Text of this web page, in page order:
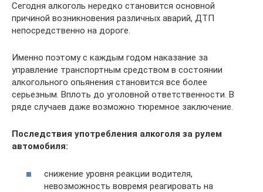
Сегодня алкоголь нередко становится основной
причиной возникновения различных аварий, ДТП
непосредственно на дороге.
Именно поэтому с каждым годом наказание за
управление транспортным средством в состоянии
алкогольного опьянения становится все более
серьезным. Вплоть до уголовной ответственности. В
ряде случаев даже возможно тюремное заключение.
Последствия употребления алкоголя за рулем
автомобиля:
снижение уровня реакции водителя,
невозможность вовремя реагировать на